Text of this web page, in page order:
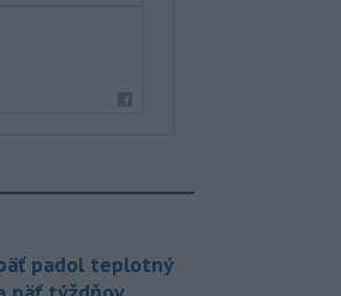
padol teplotný